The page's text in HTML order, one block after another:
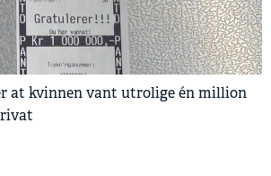
at kvinnen vant utrolige én million